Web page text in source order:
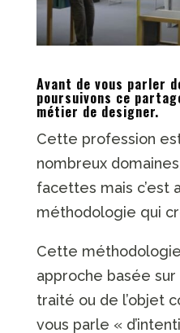
Avant de vous parler
poursuivons ce
métier de designer.
Cette profession
nombreux
facettes mais c’est
méthodologie qui
Cette
approche basée
traité ou de l’objet
vous parle «